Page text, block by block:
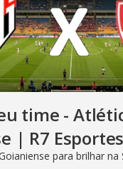
time -
| R7 Esportes
para brilhar na